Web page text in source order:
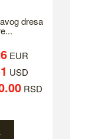
dresa
EUR
USD
RSD